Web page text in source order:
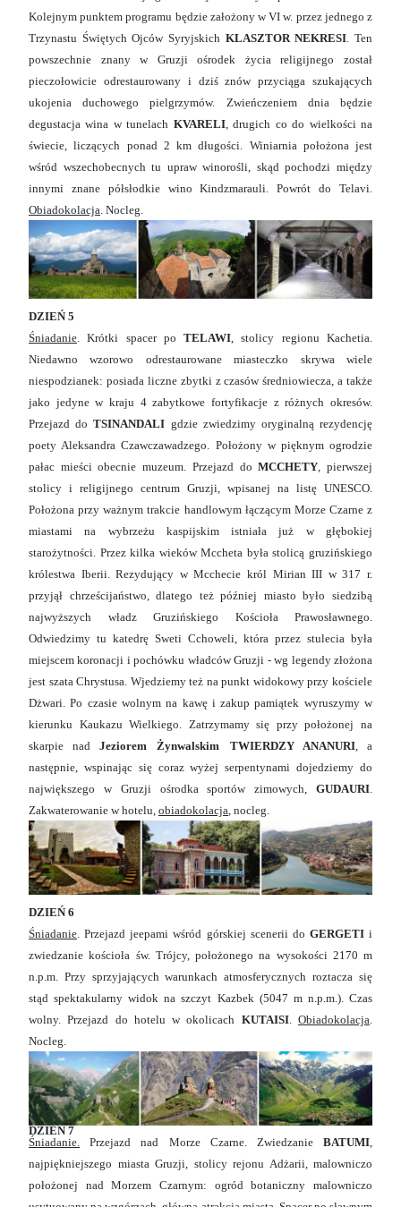
Kolejnym punktem programu będzie założony w VI w. przez jednego z
Trzynastu Świętych Ojców Syryjskich KLASZTOR NEKRESI . Ten
powszechnie znany w Gruzji ośrodek życia religijnego został
pieczołowicie odrestaurowany i dziś znów przyciąga szukających
ukojenia duchowego pielgrzymów. Zwieńczeniem dnia będzie
degustacja wina w tunelach KVARELI, drugich co do wielkości na
świecie, liczących ponad 2 km długości. Winiarnia położona jest
wśród wszechobecnych tu upraw winorośli, skąd pochodzi między
innymi znane półsłodkie wino Kindzmarauli. Powrót do Telavi.
Obiadokolacja . Nocleg.
DZIEŃ 5
Śniadanie. Krótki spacer poTELAWI, stolicy regionu Kachetia.
Niedawno wzorowo odrestaurowane miasteczko skrywa wiele
niespodzianek: posiada liczne zbytki z czasów średniowiecza, a także
jako jedyne w kraju 4 zabytkowe fortyfikacje z różnych okresów.
Przejazd doTSINANDALI gdzie zwiedzimy oryginalną rezydencję
poety Aleksandra Czawczawadzego. Położony w pięknym ogrodzie
pałac mieści obecnie muzeum. Przejazd doMCCHETY, pierwszej
stolicy i religijnego centrum Gruzji, wpisanej na listę UNESCO.
Położona przy ważnym trakcie handlowym łączącym Morze Czarne z
miastami na wybrzeżu kaspijskim istniała już w głębokiej
starożytności. Przez kilka wieków Mccheta była stolicą gruzińskiego
królestwa Iberii. Rezydujący w Mcchecie król Mirian III w 317 r.
przyjął chrześcijaństwo, dlatego też później miasto było siedzibą
najwyższych władz Gruzińskiego Kościoła Prawosławnego.
Odwiedzimy tu katedrę Sweti Cchoweli, która przez stulecia była
miejscem koronacji i pochówku władców Gruzji - wg legendy złożona
jest szata Chrystusa. Wjedziemy też na punkt widokowy przy kościele
Dżwari. Po czasie wolnym na kawę i zakup pamiątek wyruszymy w
kierunku Kaukazu Wielkiego. Zatrzymamy się przy położonej na
skarpie nadJeziorem Żynwalskim TWIERDZY ANANURI, a
następnie, wspinając się coraz wyżej serpentynami dojedziemy do
największego w Gruzji ośrodka sportów zimowych, GUDAURI.
Zakwaterowanie w hotelu, obiadokolacja, nocleg.
DZIEŃ 6
Śniadanie. Przejazd jeepami wśród górskiej scenerii do GERGETIi
zwiedzanie kościoła św. Trójcy, położonego na wysokości 2170 m
n.p.m. Przy sprzyjających warunkach atmosferycznych roztacza się
stąd spektakularny widok na szczyt Kazbek (5047 m n.p.m.). Czas
wolny. Przejazd do hotelu w okolicach KUTAISI.Obiadokolacja.
Nocleg.
DZIEŃ 7
Śniadanie.
Przejazd nad Morze Czarne. Zwiedzanie BATUMI
najpiękniejszego miasta Gruzji, stolicy rejonu Adżarii, malowniczo
położonej nad Morzem Czarnym: ogród botaniczny malowniczo